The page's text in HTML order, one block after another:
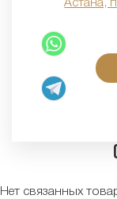
Астана,
Нет связанных